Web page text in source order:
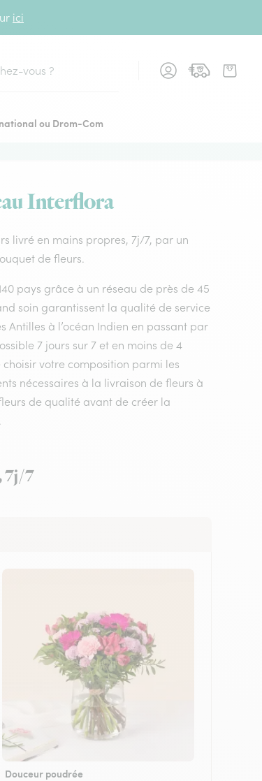
ici
ou Drom-Com
Interflora
livré en mains propres, 7j/7, par un
de fleurs.
pays grâce à un réseau de près de 45
soin garantissent la qualité de service
à l’océan Indien en passant par
7 jours sur 7 et en moins de 4
votre composition parmi les
nécessaires à la livraison de fleurs à
de qualité avant de créer la
7j/7
Douceur poudrée